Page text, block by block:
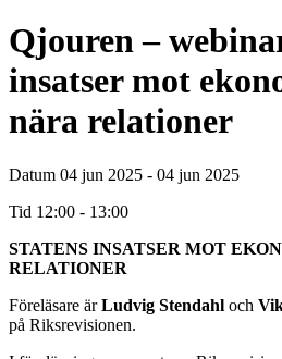
Qjouren –
insatser mot
nära relationer
Datum 04 jun 2025 - 04 jun 2025
Tid 12:00 - 13:00
STATENS INSATSER MOT
RELATIONER
Föreläsare ärLudvig Stendahl och
på Riksrevisionen.